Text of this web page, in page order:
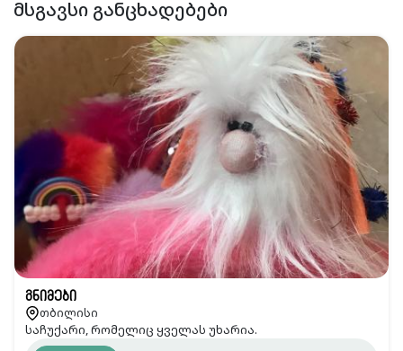
ᲛᲡᲒᲐᲕᲡᲘ ᲒᲐᲜᲪᲮᲐᲓᲔᲑᲔᲑᲘ
გნიმები
თბილისი
საჩუქარი, რომელიც ყველას უხარია.